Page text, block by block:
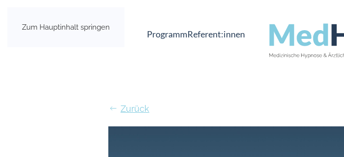
Zum Hauptinhalt springen
ProgrammReferent:innen
Zurück